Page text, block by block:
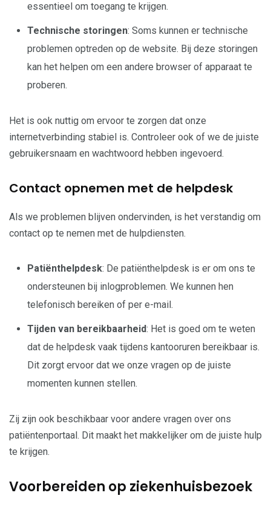
essentieel om toegang te krijgen.
Technische storingen: Soms kunnen er technische
problemen optreden op de website. Bij deze storingen
kan het helpen om een andere browser of apparaat te
proberen.
Het is ook nuttig om ervoor te zorgen dat onze
internetverbinding stabiel is. Controleer ook of we de juiste
gebruikersnaam en wachtwoord hebben ingevoerd.
Contact opnemen met de helpdesk
Als we problemen blijven ondervinden, is het verstandig om
contact op te nemen met de hulpdiensten.
Patiënthelpdesk: De patiënthelpdesk is er om ons te
ondersteunen bij inlogproblemen. We kunnen hen
telefonisch bereiken of per e-mail.
Tijden van bereikbaarheid: Het is goed om te weten
dat de helpdesk vaak tijdens kantooruren bereikbaar is.
Dit zorgt ervoor dat we onze vragen op de juiste
momenten kunnen stellen.
Zij zijn ook beschikbaar voor andere vragen over ons
patiëntenportaal. Dit maakt het makkelijker om de juiste hulp
te krijgen.
Voorbereiden op ziekenhuisbezoek